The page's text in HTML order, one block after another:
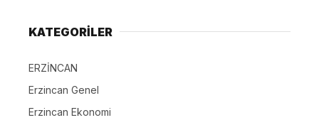
KATEGORİLER
ERZİNCAN
Erzincan Genel
Erzincan Ekonomi